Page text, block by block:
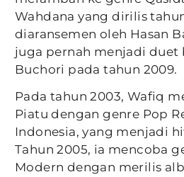
Wahdana yang dirilis
diaransemen oleh Hasan
juga pernah menjadi duet
Buchori pada tahun 2009.
Pada tahun 2003, Wafiq
Piatu dengan genre Pop
Indonesia, yang menjadi
Tahun 2005, ia mencoba
Modern dengan merilis